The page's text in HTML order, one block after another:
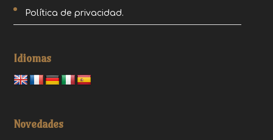
Política de privacidad.
Idiomas
Novedades